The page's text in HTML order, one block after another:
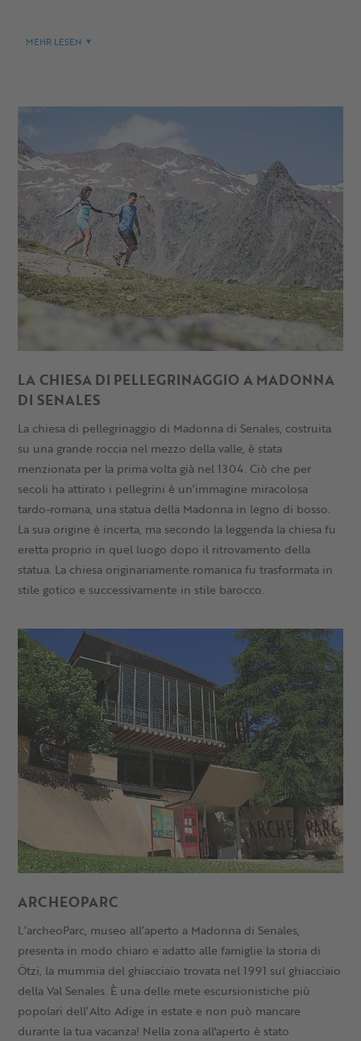
perderti l’archeoParc, Castel Juval e la piccola chiesa di
MEHR LESEN
LA CHIESA DI PELLEGRINAGGIO A MADONNA
DI SENALES
La chiesa di pellegrinaggio di Madonna di Senales, costruita
su una grande roccia nel mezzo della valle, è stata
menzionata per la prima volta già nel 1304. Ciò che per
secoli ha attirato i pellegrini è un’immagine miracolosa
tardo-romana, una statua della Madonna in legno di bosso.
La sua origine è incerta, ma secondo la leggenda la chiesa fu
eretta proprio in quel luogo dopo il ritrovamento della
statua. La chiesa originariamente romanica fu trasformata in
stile gotico e successivamente in stile barocco.
ARCHEOPARC
L’archeoParc, museo all’aperto a Madonna di Senales,
presenta in modo chiaro e adatto alle famiglie la storia di
Ötzi, la mummia del ghiacciaio trovata nel 1991 sul ghiacciaio
della Val Senales. È una delle mete escursionistiche più
popolari dell’Alto Adige in estate e non può mancare
durante la tua vacanza! Nella zona all'aperto è stato